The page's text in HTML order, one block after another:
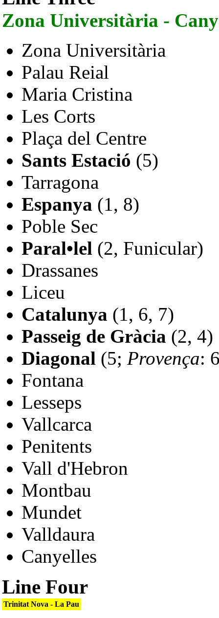
Zona Universitària -
Zona Universitària
Palau Reial
Maria Cristina
Les Corts
Plaça del Centre
Sants Estació (5)
Tarragona
Espanya (1, 8)
Poble Sec
Paral•lel (2, Funicular)
Drassanes
Liceu
Catalunya (1, 6, 7)
Passeig de Gràcia (2, 4)
Diagonal (5; Provença:
Fontana
Lesseps
Vallcarca
Penitents
Vall d'Hebron
Montbau
Mundet
Valldaura
Canyelles
Line Four
Trinitat Nova - La Pau